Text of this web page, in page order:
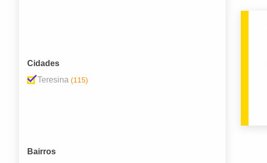
Cidades
Teresina (115)
Bairros